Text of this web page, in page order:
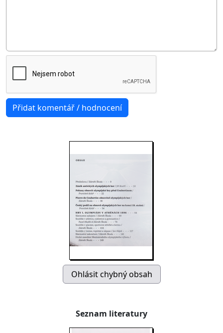
Seznam literatury